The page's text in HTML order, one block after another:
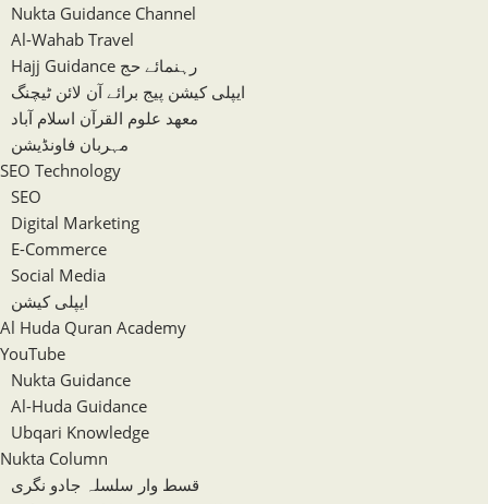
Nukta Guidance Channel
Al-Wahab Travel
Hajj Guidance رہنمائے حج
ایپلی کیشن پیج برائے آن لائن ٹیچنگ
معھد علوم القرآن اسلام آباد
مہربان فاونڈیشن
SEO Technology
SEO
Digital Marketing
E-Commerce
Social Media
ایپلی کیشن
Al Huda Quran Academy
YouTube
Nukta Guidance
Al-Huda Guidance
Ubqari Knowledge
Nukta Column
قسط وار سلسلہ جادو نگری